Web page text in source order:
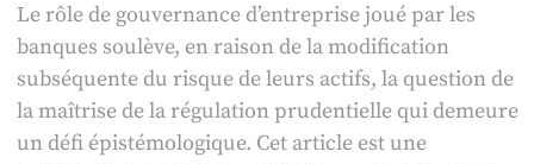
Le rôle de gouvernance d’entreprise joué par les
banques soulève, en raison de la modification
subséquente du risque de leurs actifs, la question de
la maîtrise de la régulation prudentielle qui demeure
un défi épistémologique. Cet article est une